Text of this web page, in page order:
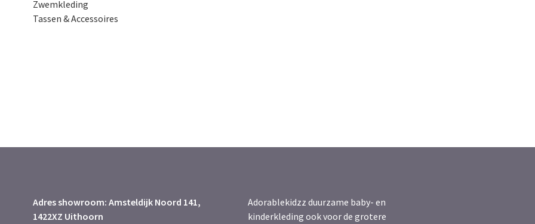
Zwemkleding
Tassen & Accessoires
Adres showroom: Amsteldijk Noord 141,
1422XZ Uithoorn
Adorablekidzz duurzame baby- en
kinderkleding ook voor de grotere